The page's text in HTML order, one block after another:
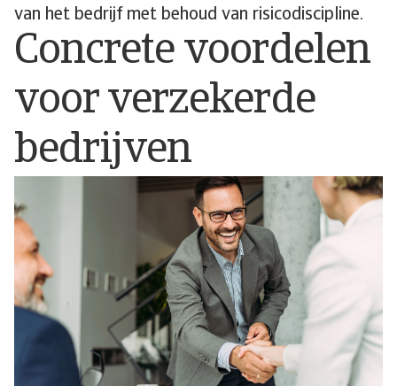
van het bedrijf met behoud van risicodiscipline.
Concrete voordelen
voor verzekerde
bedrijven